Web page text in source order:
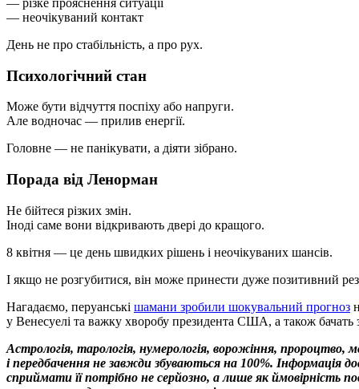
— різке прояснення ситуації
— неочікуваний контакт
День не про стабільність, а про рух.
Психологічний стан
Може бути відчуття поспіху або напруги.
Але водночас — прилив енергії.
Головне — не панікувати, а діяти зібрано.
Порада від Ленорман
Не бійтеся різких змін.
Іноді саме вони відкривають двері до кращого.
8 квітня — це день швидких рішень і неочікуваних шансів.
І якщо не розгубитися, він може принести дуже позитивний
Нагадаємо, перуанські шамани зробили шокувальний прогноз
у Венесуелі та важку хворобу президента США, а також бачать
Астрологія, тарологія, нумерологія, ворожіння, пророцтво,
і передбачення не завжди збуваються на 100%. Інформація
сприймати її потрібно не серйозно, а лише як